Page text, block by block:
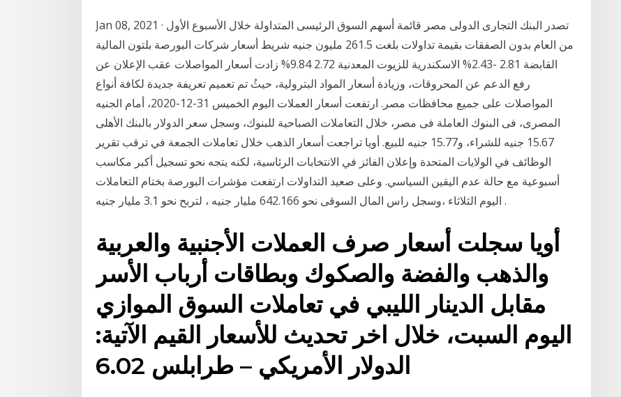
Jan 08, 2021 · تصدر البنك التجارى الدولى مصر قائمة أسهم السوق الرئيسى المتداولة خلال الأسبوع الأول
من العام بدون الصفقات بقيمة تداولات بلغت 261.5 مليون جنيه شريط أسعار شركات البورصة بلتون المالية
القابضة 2.81 -2.43% الاسكندرية للزيوت المعدنية 2.72 9.84% زادت أسعار المواصلات عقب الإعلان عن
رفع الدعم عن المحروقات، وزيادة أسعار المواد البترولية، حيثُ تم تعميم تعريفة جديدة لكافة أنواع
المواصلات على جميع محافظات مصر. ارتفعت أسعار العملات اليوم الخميس 31-12-2020، أمام الجنيه
المصرى، فى البنوك العاملة فى مصر، خلال التعاملات الصباحية للبنوك، وسجل سعر الدولار بالبنك الأهلى
15.67 جنيه للشراء، و15.77 جنيه للبيع. أويا تراجعت أسعار الذهب خلال تعاملات الجمعة في ترقب تقرير
الوظائف في الولايات المتحدة وإعلان الفائز في الانتخابات الرئاسية، لكنه يتجه نحو تسجيل أكبر مكاسب
أسبوعية مع حالة عدم اليقين السياسي. وعلى صعيد التداولات ارتفعت مؤشرات البورصة بختام التعاملات
اليوم الثلاثاء ،وسجل راس المال السوقى نحو 642.166 مليار جنيه ، لتربح نحو 3.1 مليار جنيه .
أويا سجلت أسعار صرف العملات الأجنبية والعربية
والذهب والفضة والصكوك وبطاقات أرباب الأسر
مقابل الدينار الليبي في تعاملات السوق الموازي
اليوم السبت، خلال اخر تحديث للأسعار القيم الآتية:
الدولار الأمريكي – طرابلس 6.02